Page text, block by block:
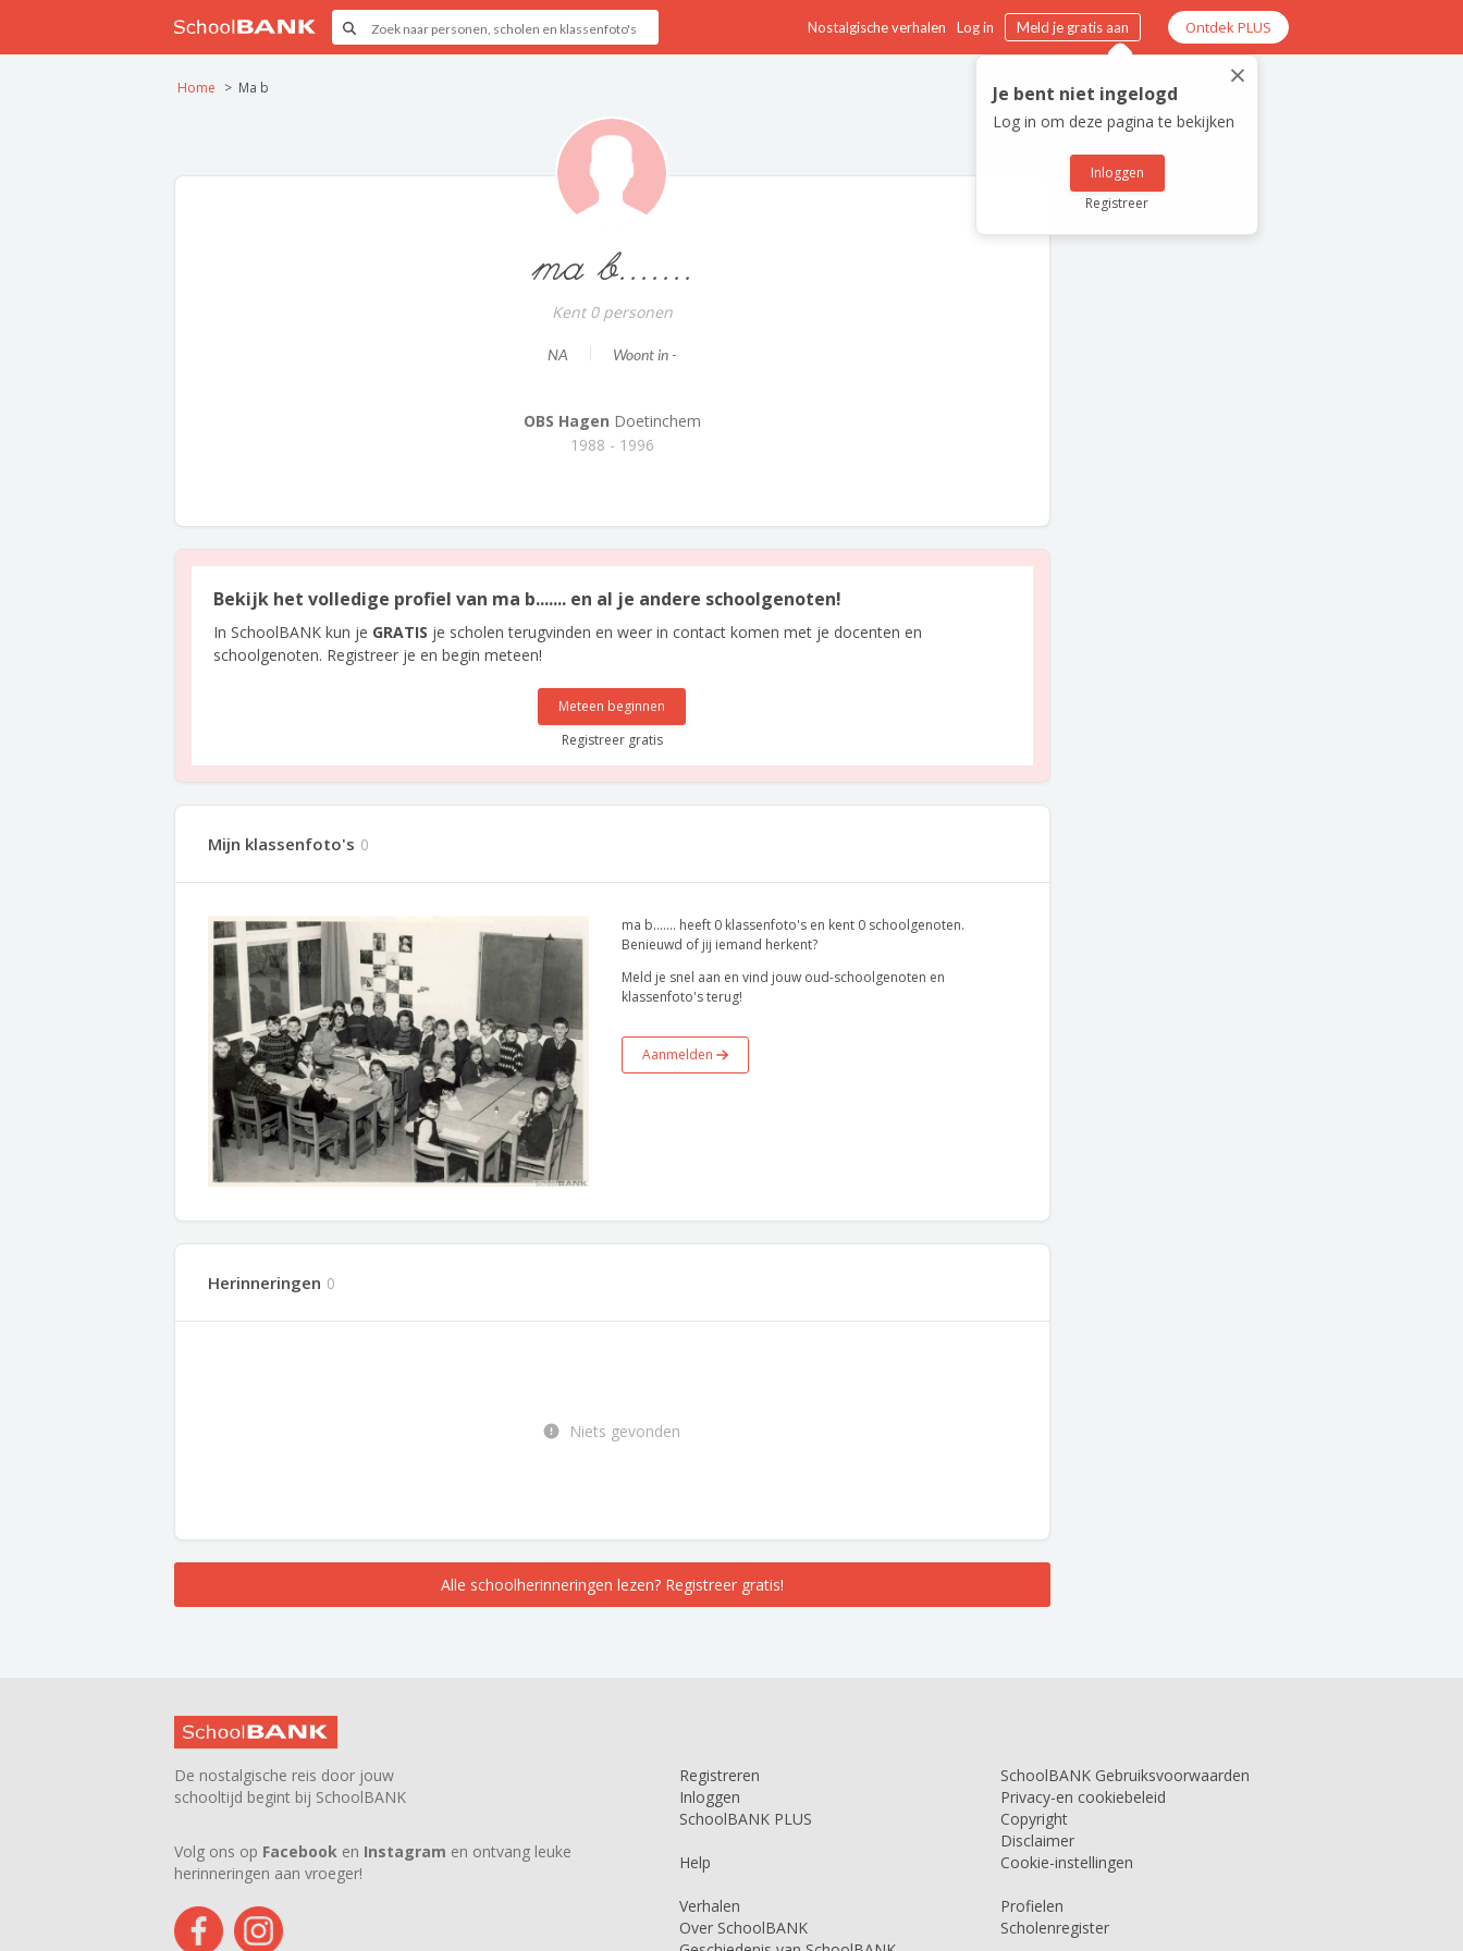
Nostalgische verhalen Log in Meld je gratis aan Ontdek PLUS
×
Je bent niet ingelogd
Log in om deze pagina te bekijken
Inloggen
Registreer
Home Ma b
ma b.......
Kent 0 personen
NA Woont in -
OBS Hagen Doetinchem
1988 - 1996
Bekijk het volledige profiel van ma b....... en al je andere schoolgenoten!
In SchoolBANK kun je GRATIS je scholen terugvinden en weer in contact komen met je docenten en
schoolgenoten. Registreer je en begin meteen!
Meteen beginnen
Registreer gratis
Mijn klassenfoto's 0
ma b....... heeft 0 klassenfoto's en kent 0 schoolgenoten.
Benieuwd of jij iemand herkent?
Meld je snel aan en vind jouw oud-schoolgenoten en
klassenfoto's terug!
Aanmelden
Herinneringen 0
Niets gevonden
Alle schoolherinneringen lezen? Registreer gratis!
De nostalgische reis door jouw
schooltijd begint bij SchoolBANK
Volg ons op Facebook en Instagram en ontvang leuke
herinneringen aan vroeger!
Registreren
Inloggen
SchoolBANK PLUS
Help
Verhalen
Over SchoolBANK
SchoolBANK Gebruiksvoorwaarden
Privacy-en cookiebeleid
Copyright
Disclaimer
Cookie-instellingen
Profielen
Scholenregister